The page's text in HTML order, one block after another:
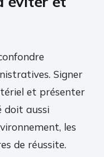
Signer
et présenter
doit aussi
les
de réussite.